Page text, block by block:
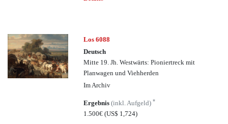
Los 6088
Deutsch
Mitte 19. Jh. Westwärts: Pioniertreck mit
Planwagen und Viehherden
Im Archiv
Ergebnis(inkl. Aufgeld)*
1.500€(US$ 1,724)